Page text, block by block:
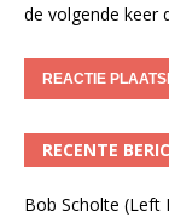
de volgende keer
RECENTE
Bob Scholte (Left